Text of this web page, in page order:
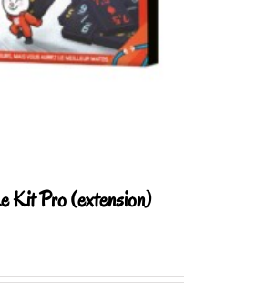
Kit Pro (extension)